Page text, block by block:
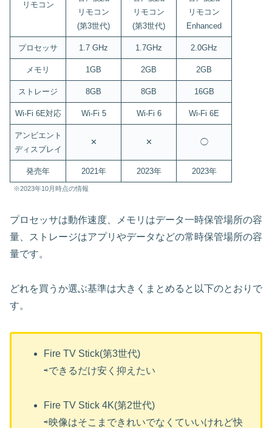
リモコン
リモコン
(第3世代)
リモコン
(第3世代)
リモコン
Enhanced
プロセッサ 1.7 GHz 1.7GHz 2.0GHz
メモリ 1GB 2GB 2GB
ストレージ 8GB 8GB 16GB
Wi-Fi 6E対応 Wi-Fi 5 Wi-Fi 6 Wi-Fi 6E
アンビエント
ディスプレイ
✕ ✕ ◯
発売年 2021年 2023年 2023年
※2023年10月時点の情報
プロセッサは動作速度、メモリはデータ一時保管場所の容
量、ストレージはアプリやデータなどの常時保管場所の容
量です。
どれを買うか選ぶ基準は大きくまとめると以下のとおりで
す。
Fire TV Stick(第3世代)
⇨できるだけ安く抑えたい
Fire TV Stick 4K(第2世代)
⇨映像はそこまできれいでなくていいけれど快